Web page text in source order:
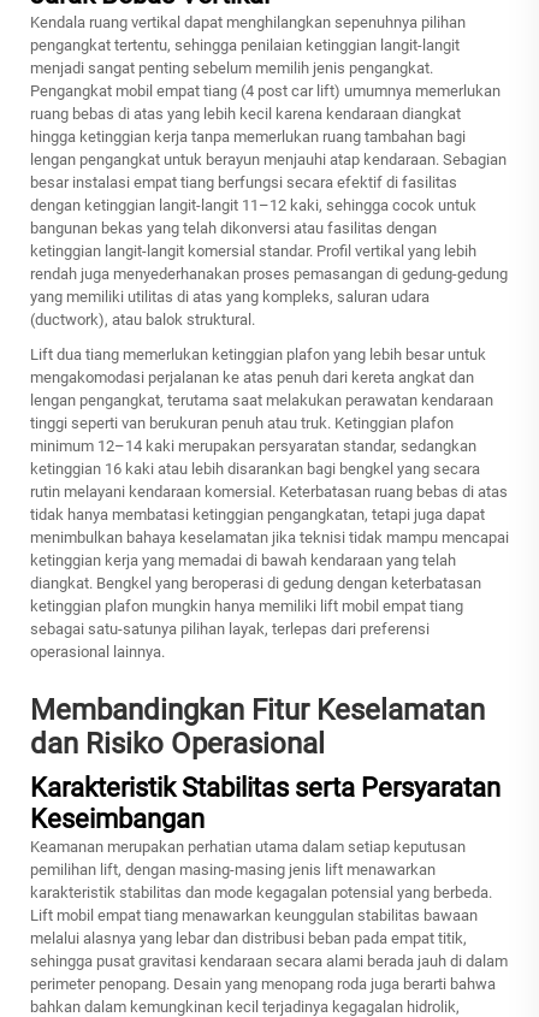
Kendala ruang vertikal dapat menghilangkan sepenuhnya pilihan
pengangkat tertentu, sehingga penilaian ketinggian langit-langit
menjadi sangat penting sebelum memilih jenis pengangkat.
Pengangkat mobil empat tiang (4 post car lift) umumnya memerlukan
ruang bebas di atas yang lebih kecil karena kendaraan diangkat
hingga ketinggian kerja tanpa memerlukan ruang tambahan bagi
lengan pengangkat untuk berayun menjauhi atap kendaraan. Sebagian
besar instalasi empat tiang berfungsi secara efektif di fasilitas
dengan ketinggian langit-langit 11–12 kaki, sehingga cocok untuk
bangunan bekas yang telah dikonversi atau fasilitas dengan
ketinggian langit-langit komersial standar. Profil vertikal yang lebih
rendah juga menyederhanakan proses pemasangan di gedung-gedung
yang memiliki utilitas di atas yang kompleks, saluran udara
(ductwork), atau balok struktural.
Lift dua tiang memerlukan ketinggian plafon yang lebih besar untuk
mengakomodasi perjalanan ke atas penuh dari kereta angkat dan
lengan pengangkat, terutama saat melakukan perawatan kendaraan
tinggi seperti van berukuran penuh atau truk. Ketinggian plafon
minimum 12–14 kaki merupakan persyaratan standar, sedangkan
ketinggian 16 kaki atau lebih disarankan bagi bengkel yang secara
rutin melayani kendaraan komersial. Keterbatasan ruang bebas di atas
tidak hanya membatasi ketinggian pengangkatan, tetapi juga dapat
menimbulkan bahaya keselamatan jika teknisi tidak mampu mencapai
ketinggian kerja yang memadai di bawah kendaraan yang telah
diangkat. Bengkel yang beroperasi di gedung dengan keterbatasan
ketinggian plafon mungkin hanya memiliki lift mobil empat tiang
sebagai satu-satunya pilihan layak, terlepas dari preferensi
operasional lainnya.
Membandingkan Fitur Keselamatan
dan Risiko Operasional
Karakteristik Stabilitas serta Persyaratan
Keseimbangan
Keamanan merupakan perhatian utama dalam setiap keputusan
pemilihan lift, dengan masing-masing jenis lift menawarkan
karakteristik stabilitas dan mode kegagalan potensial yang berbeda.
Lift mobil empat tiang menawarkan keunggulan stabilitas bawaan
melalui alasnya yang lebar dan distribusi beban pada empat titik,
sehingga pusat gravitasi kendaraan secara alami berada jauh di dalam
perimeter penopang. Desain yang menopang roda juga berarti bahwa
bahkan dalam kemungkinan kecil terjadinya kegagalan hidrolik,